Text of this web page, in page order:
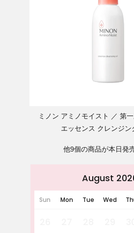
ミノン アミノモイスト
第
エッセンス クレンジン
他9個の商品が本日発
August
Sun Mon Tue Wed